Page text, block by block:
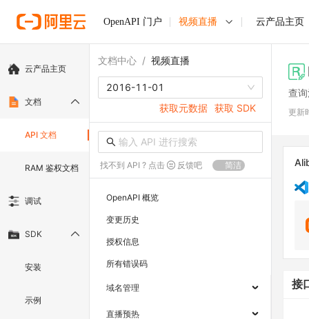
OpenAPI 门户 视频直播 云产品主页
云产品主页
文档
API 文档
RAM 鉴权文档
调试
SDK
安装
示例
文档中心 / 视频直播
2016-11-01
获取元数据 获取 SDK
找不到 API ? 点击 反馈吧 简洁
OpenAPI 概览
变更历史
授权信息
所有错误码
域名管理
直播预热
查
更新
接